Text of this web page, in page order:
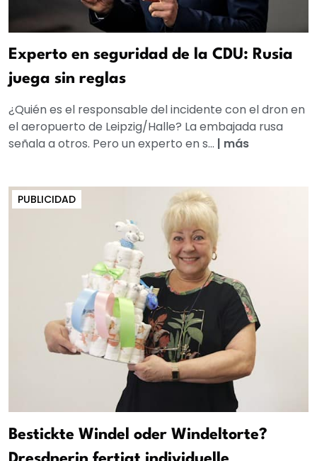
Experto en seguridad de la CDU: Rusia
juega sin reglas
¿Quién es el responsable del incidente con el dron en
el aeropuerto de Leipzig/Halle? La embajada rusa
señala a otros. Pero un experto en s... | más
PUBLICIDAD
Bestickte Windel oder Windeltorte?